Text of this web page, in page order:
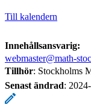
Till kalendern
Innehållsansvarig:
webmaster@math-
Tillhör: Stockholms
Senast ändrad: